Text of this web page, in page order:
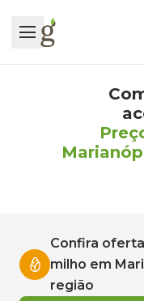
Confira
milho em
região